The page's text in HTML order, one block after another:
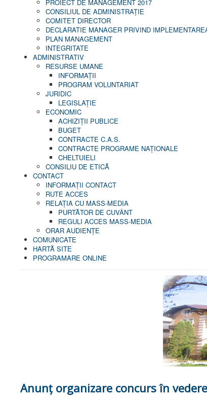
PROIECT DE MANAGEMENT 2017
CONSILIUL DE ADMINISTRAŢIE
COMITET DIRECTOR
DECLARATIE MANAGER PRIVIND
PLAN MANAGEMENT
INTEGRITATE
ADMINISTRATIV
RESURSE UMANE
INFORMAŢII
PROGRAM VOLUNTARIAT
JURIDIC
LEGISLAȚIE
ECONOMIC
ACHIZIŢII PUBLICE
BUGET
CONTRACTE C.A.S.
CONTRACTE PROGRAME NAȚIONALE
CHELTUIELI
CONSILIU DE ETICĂ
CONTACT
INFORMAŢII CONTACT
RUTE ACCES
RELAȚIA CU MASS-MEDIA
PURTĂTOR DE CUVÂNT
REGULI ACCES MASS-MEDIA
ORAR AUDIENŢE
COMUNICATE
HARTĂ SITE
PROGRAMARE ONLINE
Anunț organizare concurs în